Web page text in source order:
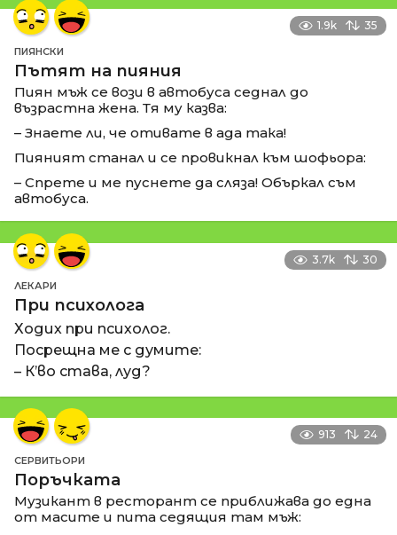
1.9k 35
ПИЯНСКИ
Пътят на пияния
Пиян мъж се вози в автобуса седнал до
възрастна жена. Тя му казва:
– Знаете ли, че отивате в ада така!
Пияният станал и се провикнал към шофьора:
– Спрете и ме пуснете да сляза! Объркал съм
автобуса.
3.7k 30
ЛЕКАРИ
При психолога
Ходих при психолог.
Посрещна ме с думите:
– К’во става, луд?
913 24
СЕРВИТЬОРИ
Поръчката
Музикант в ресторант се приближава до една
от масите и пита седящия там мъж: